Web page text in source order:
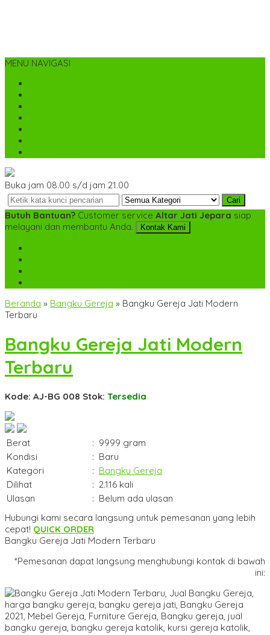
MENU NAVIGASI
Buka jam 08.00 s/d jam 21.00
Cari
Butuh Bantuan? Customer service Altar Jati Jepara siap
melayani dan membantu Anda.
Kontak Kami
Beranda » Bangku Gereja » Bangku Gereja Jati Modern
Terbaru
Bangku Gereja Jati Modern
Terbaru
Kode: AJ-BG 008 Stok: Tersedia
Berat : 9999 gram
Kondisi
: Baru
Kategori
: Bangku Gereja
Dilihat
: 2.116 kali
Ulasan
: Belum ada ulasan
Hubungi kami secara langsung untuk pemesanan yang lebih
cepat! QUICK ORDER
Bangku Gereja Jati Modern Terbaru
*Pemesanan dapat langsung menghubungi kontak di bawah
ini: